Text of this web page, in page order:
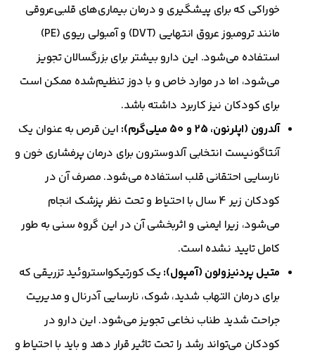
خوراکی که برای پیشگیری و درمان بیماری‌های قلبی‌عروقی
مانند ترومبوز عروق انتهایی (DVT) و آمبولی ریوی (PE)
استفاده می‌شود. این دارو بیشتر برای بزرگسالان تجویز
می‌شود، اما در موارد خاص و با دوز تنظیم‌شده ممکن است
برای کودکان نیز کاربرد داشته باشد.
آلدرون (اپلرنون، 25 و 50 میلی‌گرم):
این قرص به عنوان یک
آنتاگونیست انتخابی آلدوسترون برای درمان پرفشاری خون و
نارسایی احتقانی قلب استفاده می‌شود. مصرف آن در
کودکان زیر 4 سال با احتیاط و تحت نظر پزشک انجام
می‌شود، زیرا ایمنی و اثربخشی آن در این گروه سنی به طور
کامل تایید نشده است.
متیل پردنیزولون (آمپول): یک کورتیکواستروئید تزریقی که
برای درمان التهاب شدید، شوک، نارسایی آدرنال و مدیریت
جراحت شدید طناب نخاعی تجویز می‌شود. این دارو در
کودکان می‌تواند رشد را تحت تاثیر قرار دهد و باید با احتیاط و